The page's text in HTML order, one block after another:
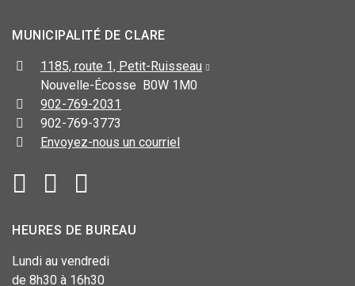
MUNICIPALITÉ DE CLARE
1185, route 1, Petit-Ruisseau
Nouvelle-Écosse B0W 1M0
902-769-2031
902-769-3773
Envoyez-nous un courriel
HEURES DE BUREAU
Lundi au vendredi
de 8h30 à 16h30